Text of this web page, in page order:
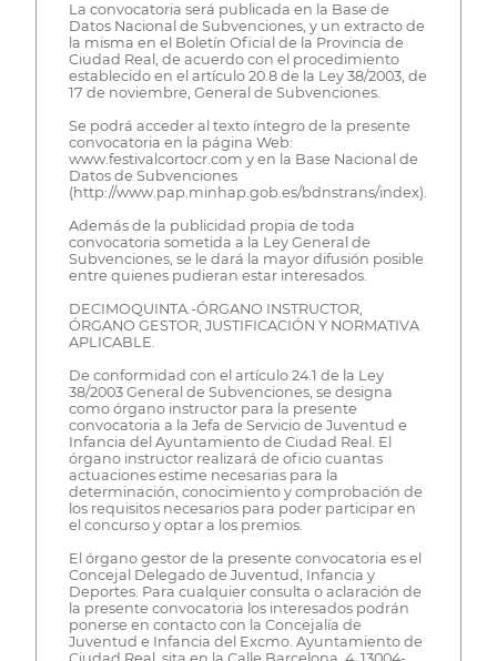
La convocatoria será publicada en la Base de
Datos Nacional de Subvenciones, y un extracto de
la misma en el Boletín Oficial de la Provincia de
Ciudad Real, de acuerdo con el procedimiento
establecido en el artículo 20.8 de la Ley 38/2003, de
17 de noviembre, General de Subvenciones.
Se podrá acceder al texto íntegro de la presente
convocatoria en la página Web:
www.festivalcortocr.com y en la Base Nacional de
Datos de Subvenciones
(http://www.pap.minhap.gob.es/bdnstrans/index).
Además de la publicidad propia de toda
convocatoria sometida a la Ley General de
Subvenciones, se le dará la mayor difusión posible
entre quienes pudieran estar interesados.
DECIMOQUINTA.-ÓRGANO INSTRUCTOR,
ÓRGANO GESTOR, JUSTIFICACIÓN Y NORMATIVA
APLICABLE.
De conformidad con el artículo 24.1 de la Ley
38/2003 General de Subvenciones, se designa
como órgano instructor para la presente
convocatoria a la Jefa de Servicio de Juventud e
Infancia del Ayuntamiento de Ciudad Real. El
órgano instructor realizará de oficio cuantas
actuaciones estime necesarias para la
determinación, conocimiento y comprobación de
los requisitos necesarios para poder participar en
el concurso y optar a los premios.
El órgano gestor de la presente convocatoria es el
Concejal Delegado de Juventud, Infancia y
Deportes. Para cualquier consulta o aclaración de
la presente convocatoria los interesados podrán
ponerse en contacto con la Concejalía de
Juventud e Infancia del Excmo. Ayuntamiento de